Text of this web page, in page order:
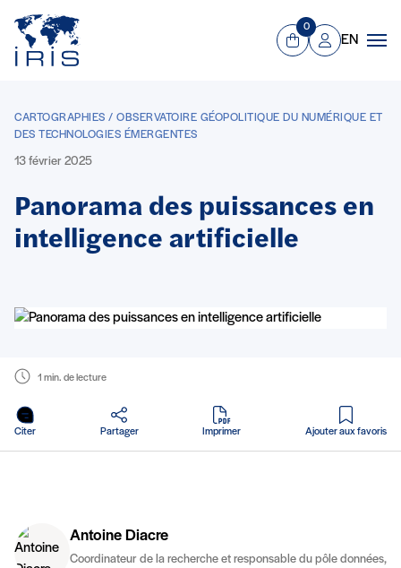
Aller au contenu principal
Panier
0
Mon compte
EN
CARTOGRAPHIES / OBSERVATOIRE GÉOPOLITIQUE DU NUMÉRIQUE ET
DES TECHNOLOGIES ÉMERGENTES
13 février 2025
Panorama des puissances en
intelligence artificielle
1 min. de lecture
Citer Partager Imprimer
en PDF
Ajouter aux favoris
Antoine Diacre
Coordinateur de la recherche et responsable du pôle données,